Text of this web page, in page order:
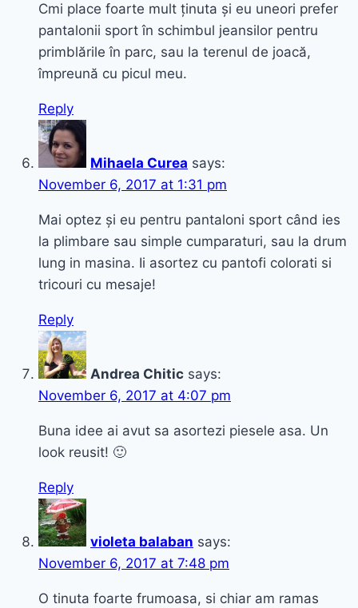
Cmi place foarte mult ținuta și eu uneori prefer
pantalonii sport în schimbul jeansilor pentru
primblările în parc, sau la terenul de joacă,
împreună cu picul meu.
Reply
Mihaela Curea says:
November 6, 2017 at 1:31 pm
Mai optez și eu pentru pantaloni sport când ies
la plimbare sau simple cumparaturi, sau la drum
lung in masina. Ii asortez cu pantofi colorati si
tricouri cu mesaje!
Reply
Andrea Chitic says:
November 6, 2017 at 4:07 pm
Buna idee ai avut sa asortezi piesele asa. Un
look reusit! 🙂
Reply
violeta balaban says:
November 6, 2017 at 7:48 pm
O tinuta foarte frumoasa, si chiar am ramas